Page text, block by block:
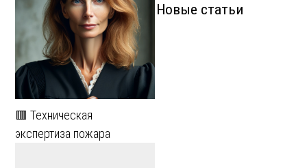
🟥 Техническая
экспертиза пожара
Новые статьи